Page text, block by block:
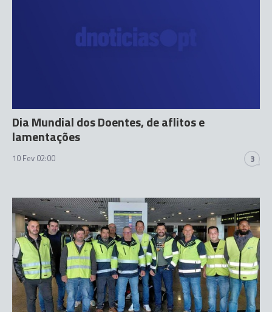
Dia Mundial dos Doentes, de aflitos e
lamentações
10 Fev 02:00 3